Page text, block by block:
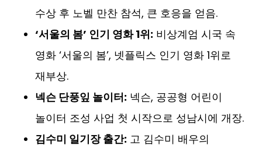
수상 후 노벨 만찬 참석, 큰 호응을 얻음.
‘서울의 봄’ 인기 영화 1위: 비상계엄 시국 속
영화 ‘서울의 봄’, 넷플릭스 인기 영화 1위로
재부상.
넥슨 단풍잎 놀이터: 넥슨, 공공형 어린이
놀이터 조성 사업 첫 시작으로 성남시에 개장.
김수미 일기장 출간: 고 김수미 배우의